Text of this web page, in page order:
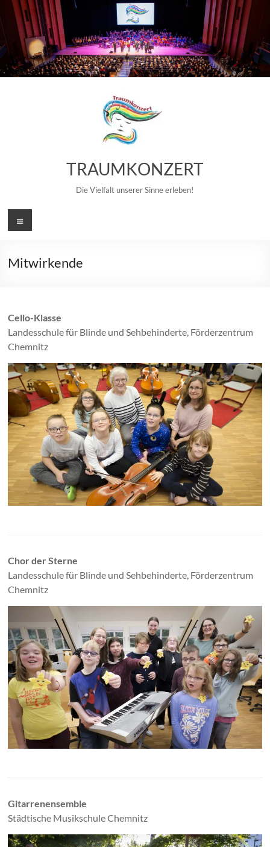
Zum
Inhalt
springen
TRAUMKONZERT
Die Vielfalt unserer Sinne erleben!
Menü
Mitwirkende
Cello-Klasse
Landesschule für Blinde und Sehbehinderte, Förderzentrum
Chemnitz
Chor der Sterne
Landesschule für Blinde und Sehbehinderte, Förderzentrum
Chemnitz
Gitarrenensemble
Städtische Musikschule Chemnitz